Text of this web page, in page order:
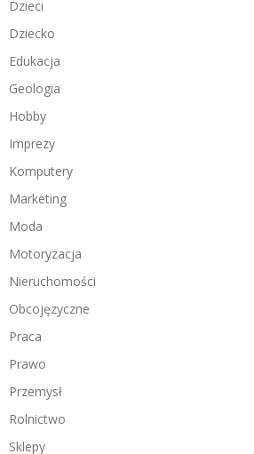
Dzieci
Dziecko
Edukacja
Geologia
Hobby
Imprezy
Komputery
Marketing
Moda
Motoryzacja
Nieruchomości
Obcojęzyczne
Praca
Prawo
Przemysł
Rolnictwo
Sklepy